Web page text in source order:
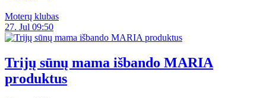
Moterų klubas
27. Jul 09:50
Trijų sūnų mama išbando MARIA
produktus